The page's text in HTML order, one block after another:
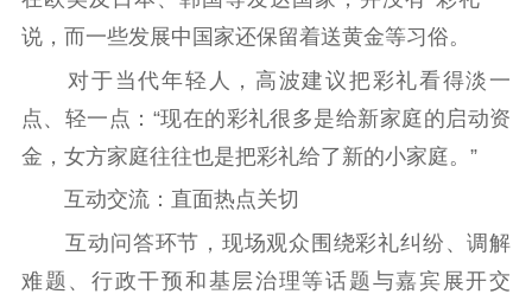
说，而一些发展中国家还保留着送黄金等习俗。
对于当代年轻人，高波建议把彩礼看得淡一
点、轻一点：“现在的彩礼很多是给新家庭的启动资
金，女方家庭往往也是把彩礼给了新的小家庭。”
互动交流：直面热点关切
互动问答环节，现场观众围绕彩礼纠纷、调解
难题、行政干预和基层治理等话题与嘉宾展开交